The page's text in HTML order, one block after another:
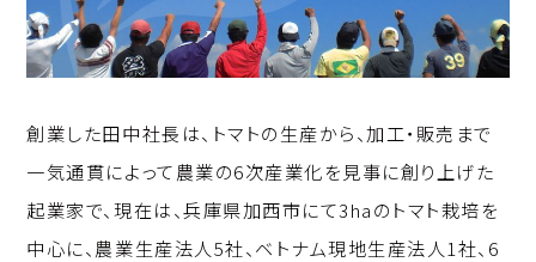
創業した田中社長は、トマトの生産から、加工・販売まで
一気通貫によって農業の6次産業化を見事に創り上げた
起業家で、現在は、兵庫県加西市にて3haのトマト栽培を
中心に、農業生産法人5社、ベトナム現地生産法人1社、6